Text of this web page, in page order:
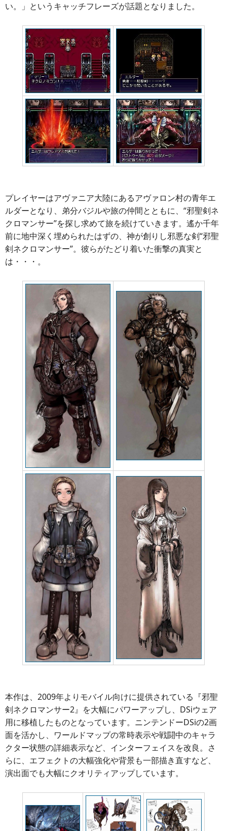
い。」というキャッチフレーズが話題となりました。
プレイヤーはアヴァニア大陸にあるアヴァロン村の青年エ
ルダーとなり、弟分バジルや旅の仲間とともに、“邪聖剣ネ
クロマンサー”を探し求めて旅を続けていきます。遙か千年
前に地中深く埋められたはずの、神が創りし邪悪な剣“邪聖
剣ネクロマンサー”。彼らがたどり着いた衝撃の真実と
は・・・。
本作は、2009年よりモバイル向けに提供されている『邪聖
剣ネクロマンサー2』を大幅にパワーアップし、DSiウェア
用に移植したものとなっています。ニンテンドーDSiの2画
面を活かし、ワールドマップの常時表示や戦闘中のキャラ
クター状態の詳細表示など、インターフェイスを改良。さ
らに、エフェクトの大幅強化や背景も一部描き直すなど、
演出面でも大幅にクオリティアップしています。